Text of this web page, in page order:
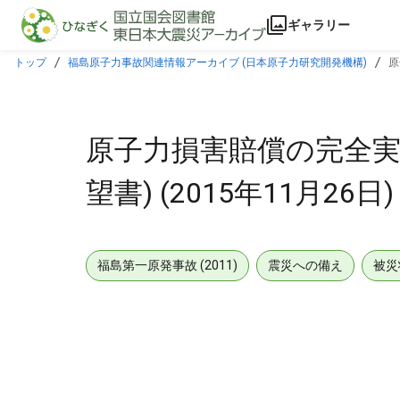
本文に飛ぶ
ギャラリー
トップ 福島原子力事故関連情報アーカイブ (日本原子力研究開発機構)
原子力損害賠償の完全
望書) (2015年11月26日)
福島第一原発事故 (2011) 震災への備え 被災